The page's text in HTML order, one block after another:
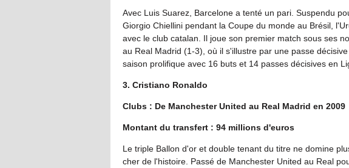
Avec Luis Suarez, Barcelone a tenté un pari. Suspendu
Giorgio Chiellini pendant la Coupe du monde au Brésil,
avec le club catalan. Il joue son premier match sous ses
au Real Madrid (1-3), où il s'illustre par une passe
saison prolifique avec 16 buts et 14 passes décisives en
3. Cristiano Ronaldo
Clubs : De Manchester United au Real Madrid en 2009
Montant du transfert : 94 millions d'euros
Le triple Ballon d'or et double tenant du titre ne domine
cher de l'histoire. Passé de Manchester United au Real